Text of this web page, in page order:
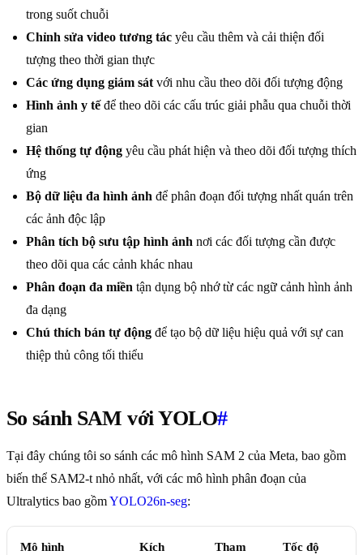
trong suốt chuỗi
Chỉnh sửa video tương tác yêu cầu thêm và cải thiện đối
tượng theo thời gian thực
Các ứng dụng giám sát với nhu cầu theo dõi đối tượng động
Hình ảnh y tếđể theo dõi các cấu trúc giải phẫu qua chuỗi thời
gian
Hệ thống tự động yêu cầu phát hiện và theo dõi đối tượng thích
ứng
Bộ dữ liệu đa hình ảnh để phân đoạn đối tượng nhất quán trên
các ảnh độc lập
Phân tích bộ sưu tập hình ảnh nơi các đối tượng cần được
theo dõi qua các cảnh khác nhau
Phân đoạn đa miền tận dụng bộ nhớ từ các ngữ cảnh hình ảnh
đa dạng
Chú thích bán tự động để tạo bộ dữ liệu hiệu quả với sự can
thiệp thủ công tối thiểu
So sánh SAM với YOLO#
Tại đây chúng tôi so sánh các mô hình SAM 2 của Meta, bao gồm
biến thể SAM2-t nhỏ nhất, với các mô hình phân đoạn của
Ultralytics bao gồmYOLO26n-seg:
Mô hình
Kích
Tham
Tốc độ